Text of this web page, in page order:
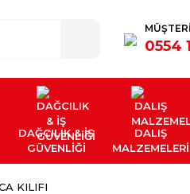
0554
DAĞCILIK & İŞ
GÜVENLİĞİ
DALIŞ
MALZEMELERİ
KILIFI